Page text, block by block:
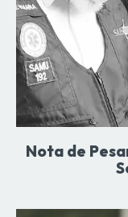
Nota de